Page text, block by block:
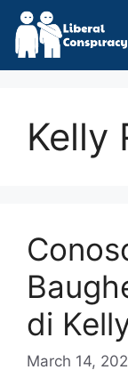
Skip
content
Kelly
di
March 14,